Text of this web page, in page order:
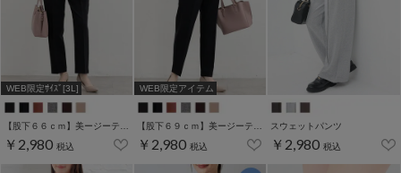
WEB限定ｻｲｽﾞ[3L]
￥2,980 税込
WEB限定アイテム
￥2,980 税込
スウェットパンツ
￥2,980 税込